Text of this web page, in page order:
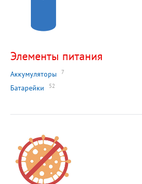
Элементы питания
Аккумуляторы 7
Батарейки 52